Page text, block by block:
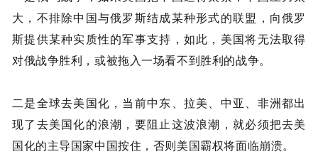
大，不排除中国与俄罗斯结成某种形式的联盟，向俄罗
斯提供某种实质性的军事支持，如此，美国将无法取得
对俄战争胜利，或被拖入一场看不到胜利的战争。
二是全球去美国化，当前中东、拉美、中亚、非洲都出
现了去美国化的浪潮，要阻止这波浪潮，就必须把去美
国化的主导国家中国按住，否则美国霸权将面临崩溃。